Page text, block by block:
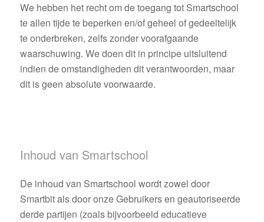
We hebben het recht om de toegang tot Smartschool
te allen tijde te beperken en/of geheel of gedeeltelijk
te onderbreken, zelfs zonder voorafgaande
waarschuwing. We doen dit in principe uitsluitend
indien de omstandigheden dit verantwoorden, maar
dit is geen absolute voorwaarde.
Inhoud van Smartschool
De inhoud van Smartschool wordt zowel door
Smartbit als door onze Gebruikers en geautoriseerde
derde partijen (zoals bijvoorbeeld educatieve